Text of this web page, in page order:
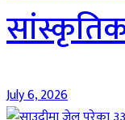
July 6, 2026